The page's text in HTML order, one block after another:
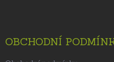
OBCHODNÍ